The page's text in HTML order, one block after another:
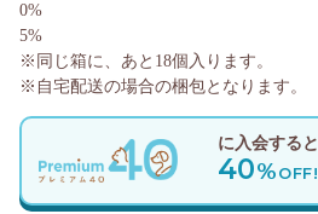
に入会すると
40%OFF!
0%
5%
※同じ箱に、あと 18個入ります。
※自宅配送の場合の梱包となります。